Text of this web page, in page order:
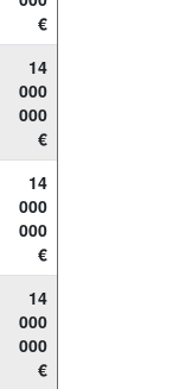
€
14
000
000
€
14
000
000
€
14
000
000
€